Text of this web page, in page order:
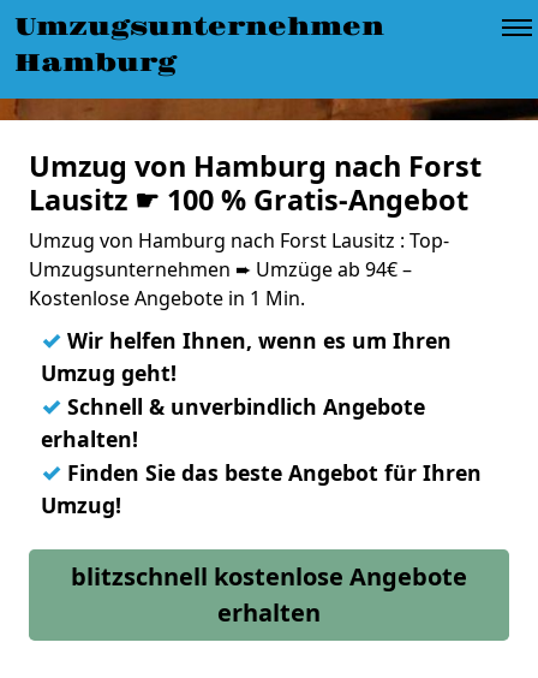
Umzugsunternehmen
Hamburg
Umzug von Hamburg nach Forst
Lausitz ☛ 100 % Gratis-Angebot
Umzug von Hamburg nach Forst Lausitz : Top-
Umzugsunternehmen ➨ Umzüge ab 94€ –
Kostenlose Angebote in 1 Min.
✓ Wir helfen Ihnen, wenn es um Ihren
Umzug geht!
✓ Schnell & unverbindlich Angebote
erhalten!
✓ Finden Sie das beste Angebot für Ihren
Umzug!
blitzschnell kostenlose Angebote
erhalten